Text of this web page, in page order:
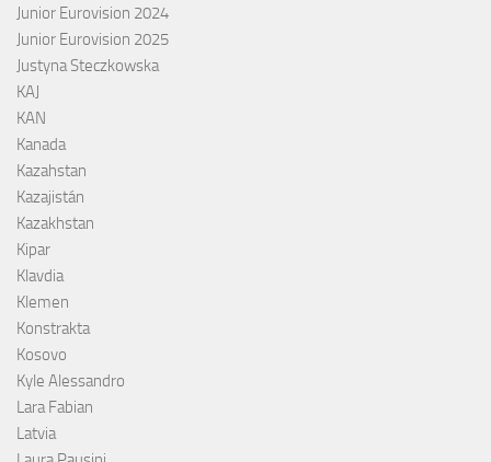
Junior Eurovision 2024
Junior Eurovision 2025
Justyna Steczkowska
KAJ
KAN
Kanada
Kazahstan
Kazajistán
Kazakhstan
Kipar
Klavdia
Klemen
Konstrakta
Kosovo
Kyle Alessandro
Lara Fabian
Latvia